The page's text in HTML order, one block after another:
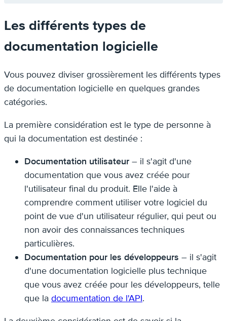
Les différents types de
documentation logicielle
Vous pouvez diviser grossièrement les différents types
de documentation logicielle en quelques grandes
catégories.
La première considération est le type de personne à
qui la documentation est destinée :
Documentation utilisateur – il s'agit d'une
documentation que vous avez créée pour
l'utilisateur final du produit. Elle l'aide à
comprendre comment utiliser votre logiciel du
point de vue d'un utilisateur régulier, qui peut ou
non avoir des connaissances techniques
particulières.
Documentation pour les développeurs – il s'agit
d'une documentation logicielle plus technique
que vous avez créée pour les développeurs, telle
que la documentation de l'API.